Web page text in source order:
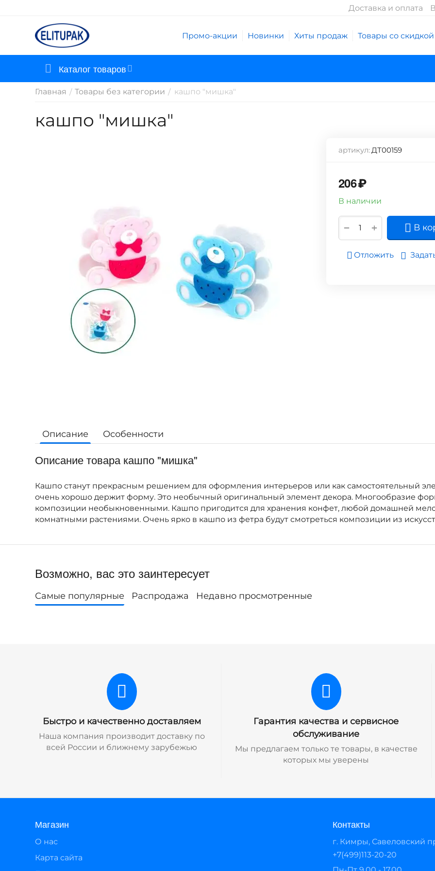
Доставка и оплата
Промо-акции Новинки Хиты продаж Товары со скидкой
Каталог товаров
Главная / Товары без категории / кашпо "мишка"
кашпо "мишка"
артикул:ДТ00159
206₽
В наличии
+
− В
Отложить
Описание Особенности
Описание товара кашпо "мишка"
Кашпо станут прекрасным решением для оформления интерьеров или как самостоятельный
очень хорошо держит форму. Это необычный оригинальный элемент декора. Многообразие
композиции необыкновенными. Кашпо пригодится для хранения конфет, любой домашней
комнатными растениями. Очень ярко в кашпо из фетра будут смотреться композиции из
Возможно, вас это заинтересует
Самые популярные Распродажа Недавно просмотренные
Быстро и качественно доставляем
Наша компания производит доставку по
всей России и ближнему зарубежью
Гарантия качества и сервисное
обслуживание
Мы предлагаем только те товары, в качестве
которых мы уверены
Магазин
О нас
Карта сайта
Контакты
г. Кимры, Савеловский
+7(499)113-20-20